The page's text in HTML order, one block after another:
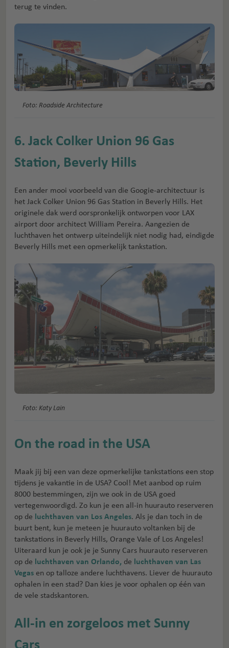
terug te vinden.
Foto: Roadside Architecture
6. Jack Colker Union 96 Gas
Station, Beverly Hills
Een ander mooi voorbeeld van die Googie-architectuur is
het Jack Colker Union 96 Gas Station in Beverly Hills. Het
originele dak werd oorspronkelijk ontworpen voor LAX
airport door architect William Pereira. Aangezien de
luchthaven het ontwerp uiteindelijk niet nodig had, eindigde
Beverly Hills met een opmerkelijk tankstation.
Foto: Katy Lain
On the road in the USA
Maak jij bij een van deze opmerkelijke tankstations een stop
tijdens je vakantie in de USA? Cool! Met aanbod op ruim
8000 bestemmingen, zijn we ook in de USA goed
vertegenwoordigd. Zo kun je een all-in huurauto reserveren
op de luchthaven van Los Angeles. Als je dan toch in de
buurt bent, kun je meteen je huurauto voltanken bij de
tankstations in Beverly Hills, Orange Vale of Los Angeles!
Uiteraard kun je ook je je Sunny Cars huurauto reserveren
op de luchthaven van Orlando, de luchthaven van Las
Vegas en op talloze andere luchthavens. Liever de huurauto
ophalen in een stad? Dan kies je voor ophalen op één van
de vele stadskantoren.
All-in en zorgeloos met Sunny
Cars